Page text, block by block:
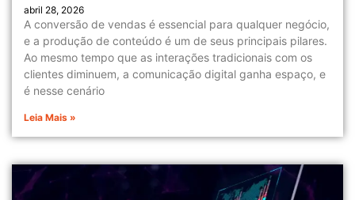
abril 28, 2026
A conversão de vendas é essencial para qualquer negócio,
e a produção de conteúdo é um de seus principais pilares.
Ao mesmo tempo que as interações tradicionais com os
clientes diminuem, a comunicação digital ganha espaço, e
é nesse cenário
Leia Mais »